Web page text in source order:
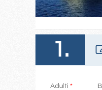
1.
Adulti *